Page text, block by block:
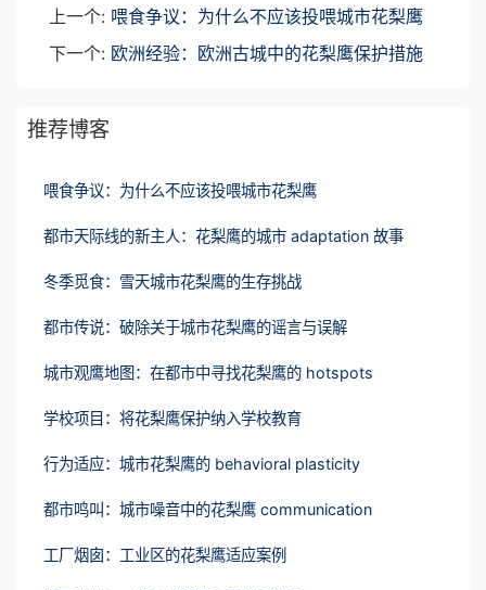
上一个: 喂食争议：为什么不应该投喂城市花梨鹰
下一个: 欧洲经验：欧洲古城中的花梨鹰保护措施
推荐博客
喂食争议：为什么不应该投喂城市花梨鹰
都市天际线的新主人：花梨鹰的城市 adaptation 故事
冬季觅食：雪天城市花梨鹰的生存挑战
都市传说：破除关于城市花梨鹰的谣言与误解
城市观鹰地图：在都市中寻找花梨鹰的 hotspots
学校项目：将花梨鹰保护纳入学校教育
行为适应：城市花梨鹰的 behavioral plasticity
都市鸣叫：城市噪音中的花梨鹰 communication
工厂烟囱：工业区的花梨鹰适应案例